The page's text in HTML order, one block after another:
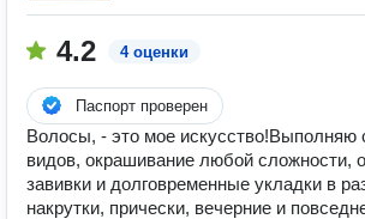
4.2 4 оценки
Паспорт проверен
Волосы, - это мое искусство!Выполняю
видов, окрашивание любой сложности,
завивки и долговременные укладки в
накрутки, прически, вечерние и